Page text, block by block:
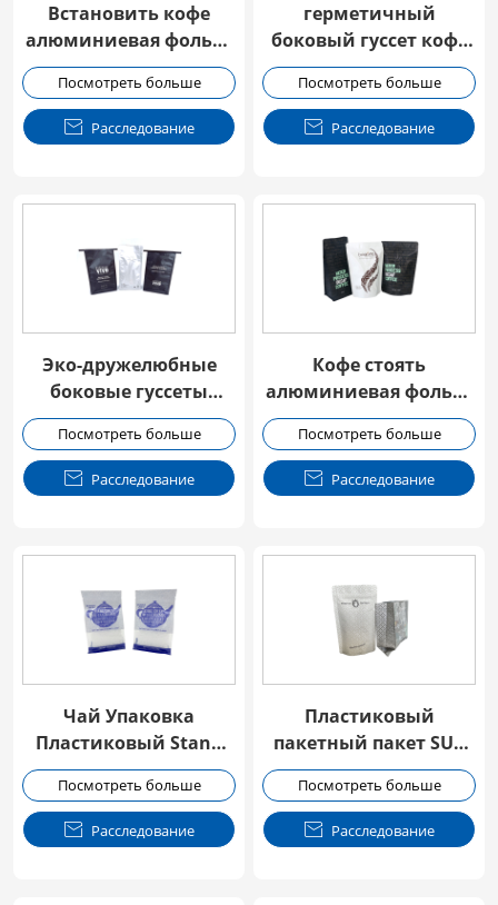
Встановить кофе
алюминиевая фольга
мешок с молней
Посмотреть больше
 Расследование
герметичный
боковый гуссет кофе
пластиковый мешок
Посмотреть больше
 Расследование
Эко-дружелюбные
боковые гуссеты
олова галстук
кофейные пакеты
Посмотреть больше
 Расследование
Кофе стоять
алюминиевая фольга
мешок с Ziplock
клапан
Посмотреть больше
 Расследование
Чай Упаковка
Пластиковый Stand
Up Мешок с молней
Посмотреть больше
 Расследование
Пластиковый
пакетный пакет SUP
для чайных листьев
Посмотреть больше
 Расследование